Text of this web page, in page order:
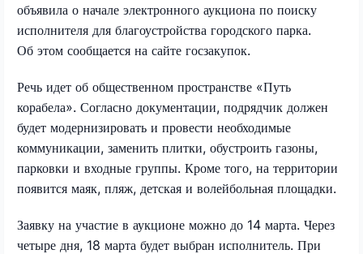
объявила о начале электронного аукциона по поиску
исполнителя для благоустройства городского парка.
Об этом сообщается на сайте госзакупок.
Речь идет об общественном пространстве «Путь
корабела». Согласно документации, подрядчик должен
будет модернизировать и провести необходимые
коммуникации, заменить плитки, обустроить газоны,
парковки и входные группы. Кроме того, на территории
появится маяк, пляж, детская и волейбольная площадки.
Заявку на участие в аукционе можно до 14 марта. Через
четыре дня, 18 марта будет выбран исполнитель. При